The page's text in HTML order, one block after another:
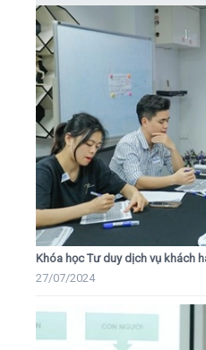
Khóa học Tư duy dịch vụ khách
27/07/2024